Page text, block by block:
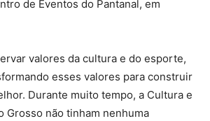
de Eventos do Pantanal, em
valores da cultura e do esporte,
esses valores para construir
Durante muito tempo, a Cultura e
Grosso não tinham nenhuma